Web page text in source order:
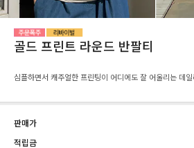
골드 프린트 라운드 반팔티
심플하면서 캐주얼한 프린팅이 어디에도 잘 어울리는 데
판매가
적립금